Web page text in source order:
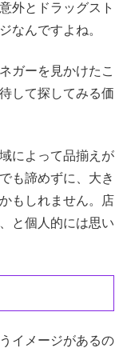
外とドラッグスト
なんですよね。
ガーを見かけたこ
して探してみる価
によって品揃えが
も諦めずに、大き
もしれません。店
と個人的には思い
イメージがあるの